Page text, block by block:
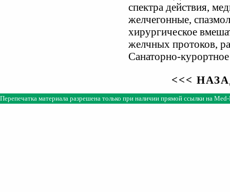
спектра действия,
желчегонные,
хирургическое
желчных протоков,
Санаторно-
<<<
Перепечатка материала разрешена только при наличии прямой ссылки на